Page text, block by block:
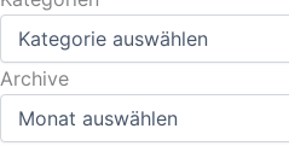
Archive
Archive